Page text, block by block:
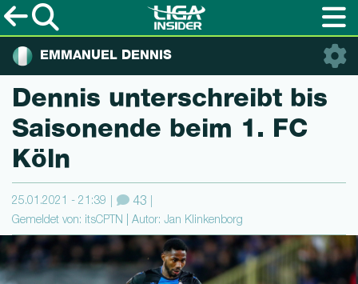
EMMANUEL DENNIS
Dennis un­terschreibt bis
Saisonende beim 1. FC
Köln
25.01.2021 - 21:39 43
Gemeldet von: itsCPTN | Autor: Jan Klinkenborg